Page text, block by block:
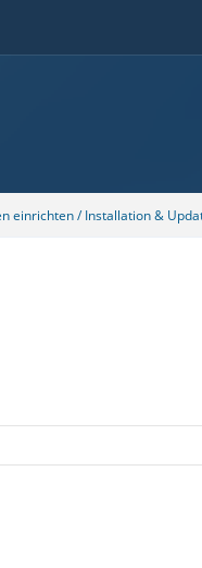
einrichten / Installation &